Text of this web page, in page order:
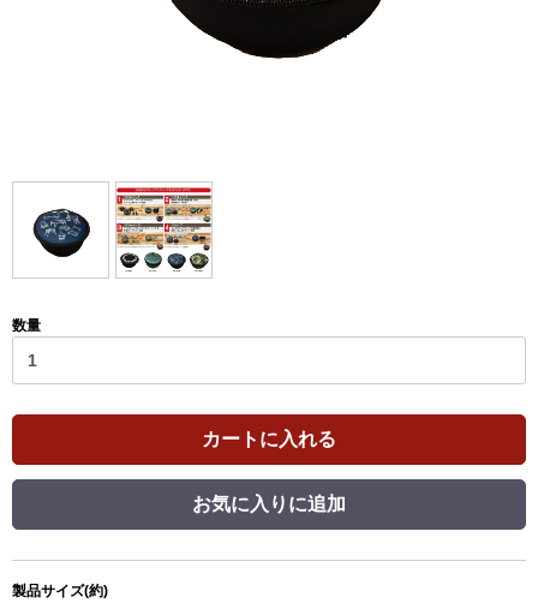
数量
カートに入れる
お気に入りに追加
製品サイズ(約)